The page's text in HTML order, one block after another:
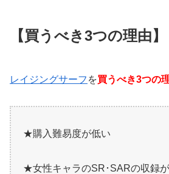
【買うべき3つの理由】
レイジングサーフ を買うべき3つの
★購入難易度が低い
★女性キャラのSR･SARの収録